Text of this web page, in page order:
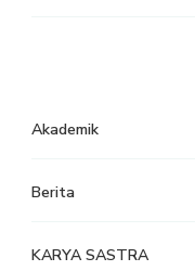
Akademik
Berita
KARYA SASTRA